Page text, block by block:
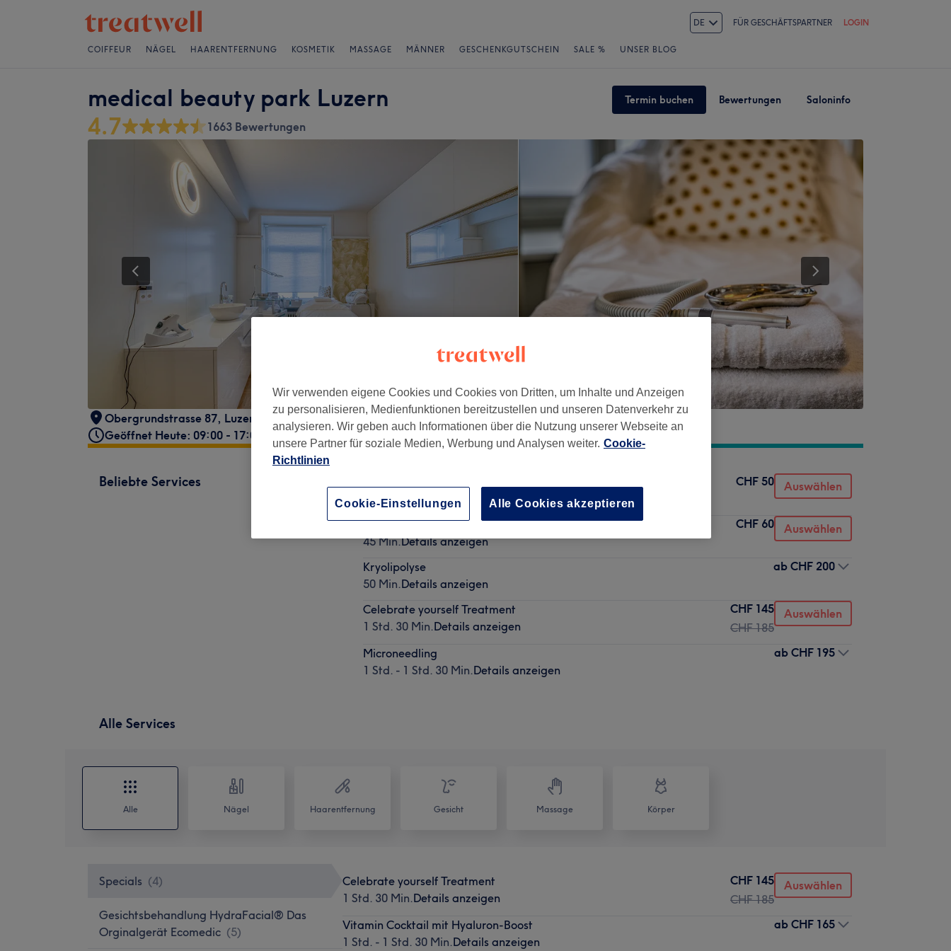
DE FÜR GESCHÄFTSPARTNER LOGIN
COIFFEUR NÄGEL HAARENTFERNUNG KOSMETIK MASSAGE MÄNNER GESCHENKGUTSCHEIN SALE % UNSER BLOG
medical beauty park Luzern Termin buchen Bewertungen Saloninfo
4.7 1663 Bewertungen
Obergrundstrasse 87, Luzern
6005
Geöffnet Heute: 09:00 - 17:00
Beliebte Services
30 Min.Details anzeigen
CHF 50 Auswählen
Wimpern & Augenbrauen färben (Refectocil)
45 Min.Details anzeigen
CHF 60 Auswählen
Kryolipolyse
50 Min.Details anzeigen
ab CHF 200
Celebrate yourself Treatment
1 Std. 30 Min.Details anzeigen
CHF 145
CHF 185
Auswählen
Microneedling
1 Std. - 1 Std. 30 Min.Details anzeigen
ab CHF 195
Alle Services
Alle Nägel Haarentfernung Gesicht Massage Körper
Specials (4)
Gesichtsbehandlung HydraFacial® Das
Orginalgerät Ecomedic (5)
Celebrate yourself Treatment
1 Std. 30 Min.Details anzeigen
CHF 145
CHF 185
Auswählen
Vitamin Cocktail mit Hyaluron-Boost
1 Std. - 1 Std. 30 Min.Details anzeigen
ab CHF 165
Wir verwenden eigene Cookies und Cookies von Dritten, um Inhalte und Anzeigen
zu personalisieren, Medienfunktionen bereitzustellen und unseren Datenverkehr zu
analysieren. Wir geben auch Informationen über die Nutzung unserer Webseite an
unsere Partner für soziale Medien, Werbung und Analysen weiter. Cookie-
Richtlinien
Alle Cookies akzeptieren
Cookie-Einstellungen